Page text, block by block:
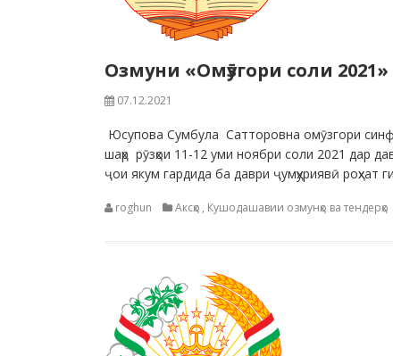
Озмуни «Омӯзгори соли
07.12.2021
Юсупова Сумбула Сатторовна омӯзгори
шаҳр рӯзҳои 11-12 уми ноябри соли 2021 дар
ҷои якум гардида ба даври ҷумҳуриявӣ
roghun Аксҳо , Кушодашавии озмунҳо ва тендерҳо